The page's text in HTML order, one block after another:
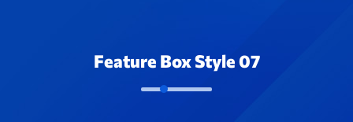
Feature Box Style 07